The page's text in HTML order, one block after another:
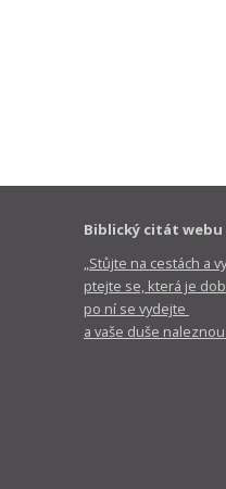
Biblický citát webu
„Stůjte na cestách a
ptejte se, která je
po ní se vydejte
a vaše duše naleznou